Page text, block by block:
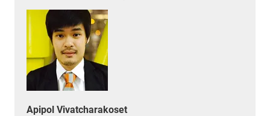
Apipol Vivatcharakoset